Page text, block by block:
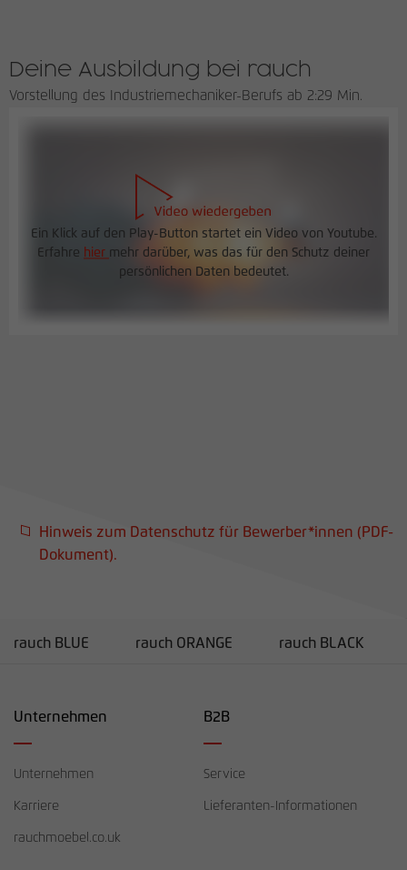
Deine Ausbildung bei rauch
Vorstellung des Industriemechaniker-Berufs ab 2:29 Min.
Ein Klick auf den Play-Button startet ein Video von Youtube.
Erfahre hier mehr darüber, was das für den Schutz deiner
persönlichen Daten bedeutet.
Hinweis zum Datenschutz für Bewerber*innen (PDF-
Dokument).
rauch BLUE rauch ORANGE rauch BLACK
Unternehmen
Unternehmen
Karriere
rauchmoebel.co.uk
B2B
Service
Lieferanten-Informationen